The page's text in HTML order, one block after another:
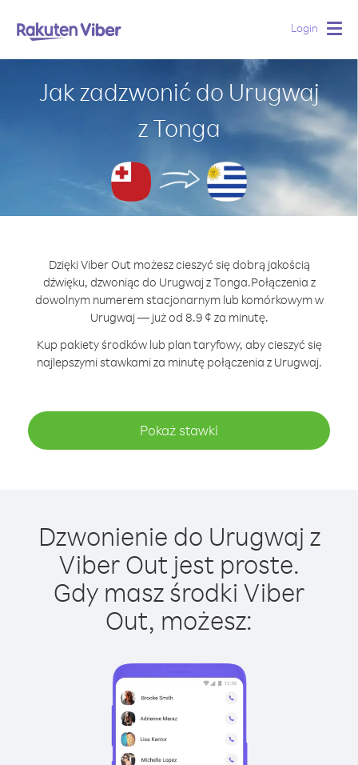
Login
Jak zadzwonić do Urugwaj
z Tonga
Dzięki Viber Out możesz cieszyć się dobrą jakością
dźwięku, dzwoniąc do Urugwaj z Tonga.Połączenia z
dowolnym numerem stacjonarnym lub komórkowym w
Urugwaj — już od 8.9 ¢ za minutę.
Kup pakiety środków lub plan taryfowy, aby cieszyć się
najlepszymi stawkami za minutę połączenia z Urugwaj.
Pokaż stawki
Dzwonienie do Urugwaj z
Viber Out jest proste.
Gdy masz środki Viber
Out, możesz: